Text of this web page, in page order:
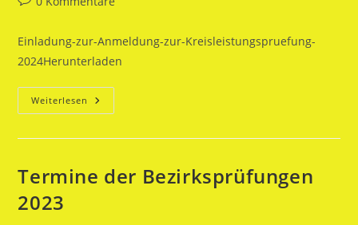
Einladung-zur-Anmeldung-zur-Kreisleistungspruefung-
2024Herunterladen
Weiterlesen Termine
Der
Termine der Bezirksprüfungen
2023